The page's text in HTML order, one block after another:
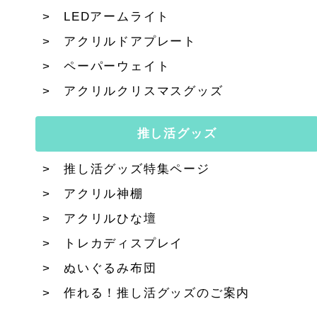
LEDアームライト
アクリルドアプレート
ペーパーウェイト
アクリルクリスマスグッズ
推し活グッズ
推し活グッズ特集ページ
アクリル神棚
アクリルひな壇
トレカディスプレイ
ぬいぐるみ布団
作れる！推し活グッズのご案内